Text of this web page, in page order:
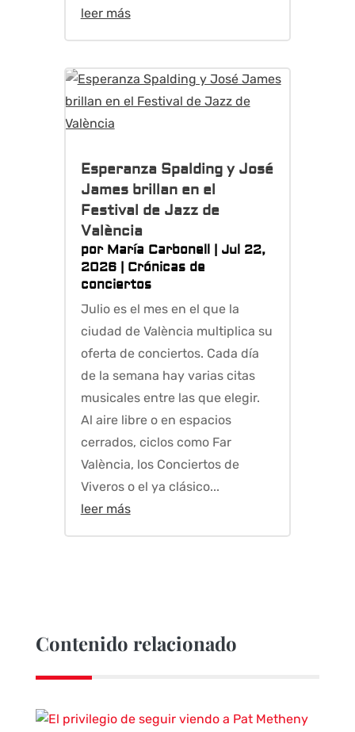
leer más
Esperanza Spalding y José
James brillan en el
Festival de Jazz de
València
por María Carbonell| Jul 22,
2026| Crónicas de
conciertos
Julio es el mes en el que la
ciudad de València multiplica su
oferta de conciertos. Cada día
de la semana hay varias citas
musicales entre las que elegir.
Al aire libre o en espacios
cerrados, ciclos como Far
València, los Conciertos de
Viveros o el ya clásico...
leer más
Contenido relacionado